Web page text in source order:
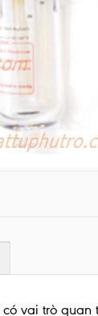
có vai trò quan